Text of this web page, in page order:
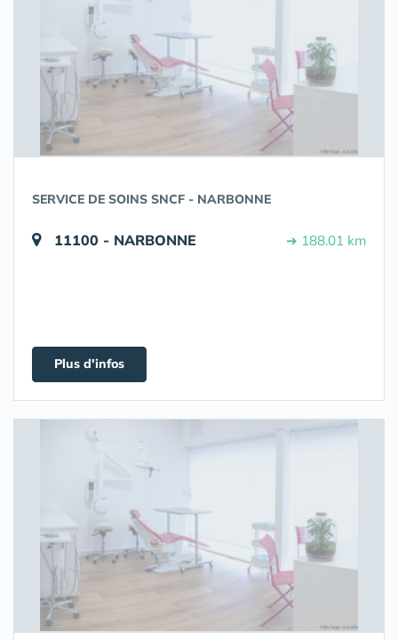
SERVICE DE SOINS SNCF - NARBONNE
11100 - NARBONNE ➔ 188.01 km
Plus d'infos